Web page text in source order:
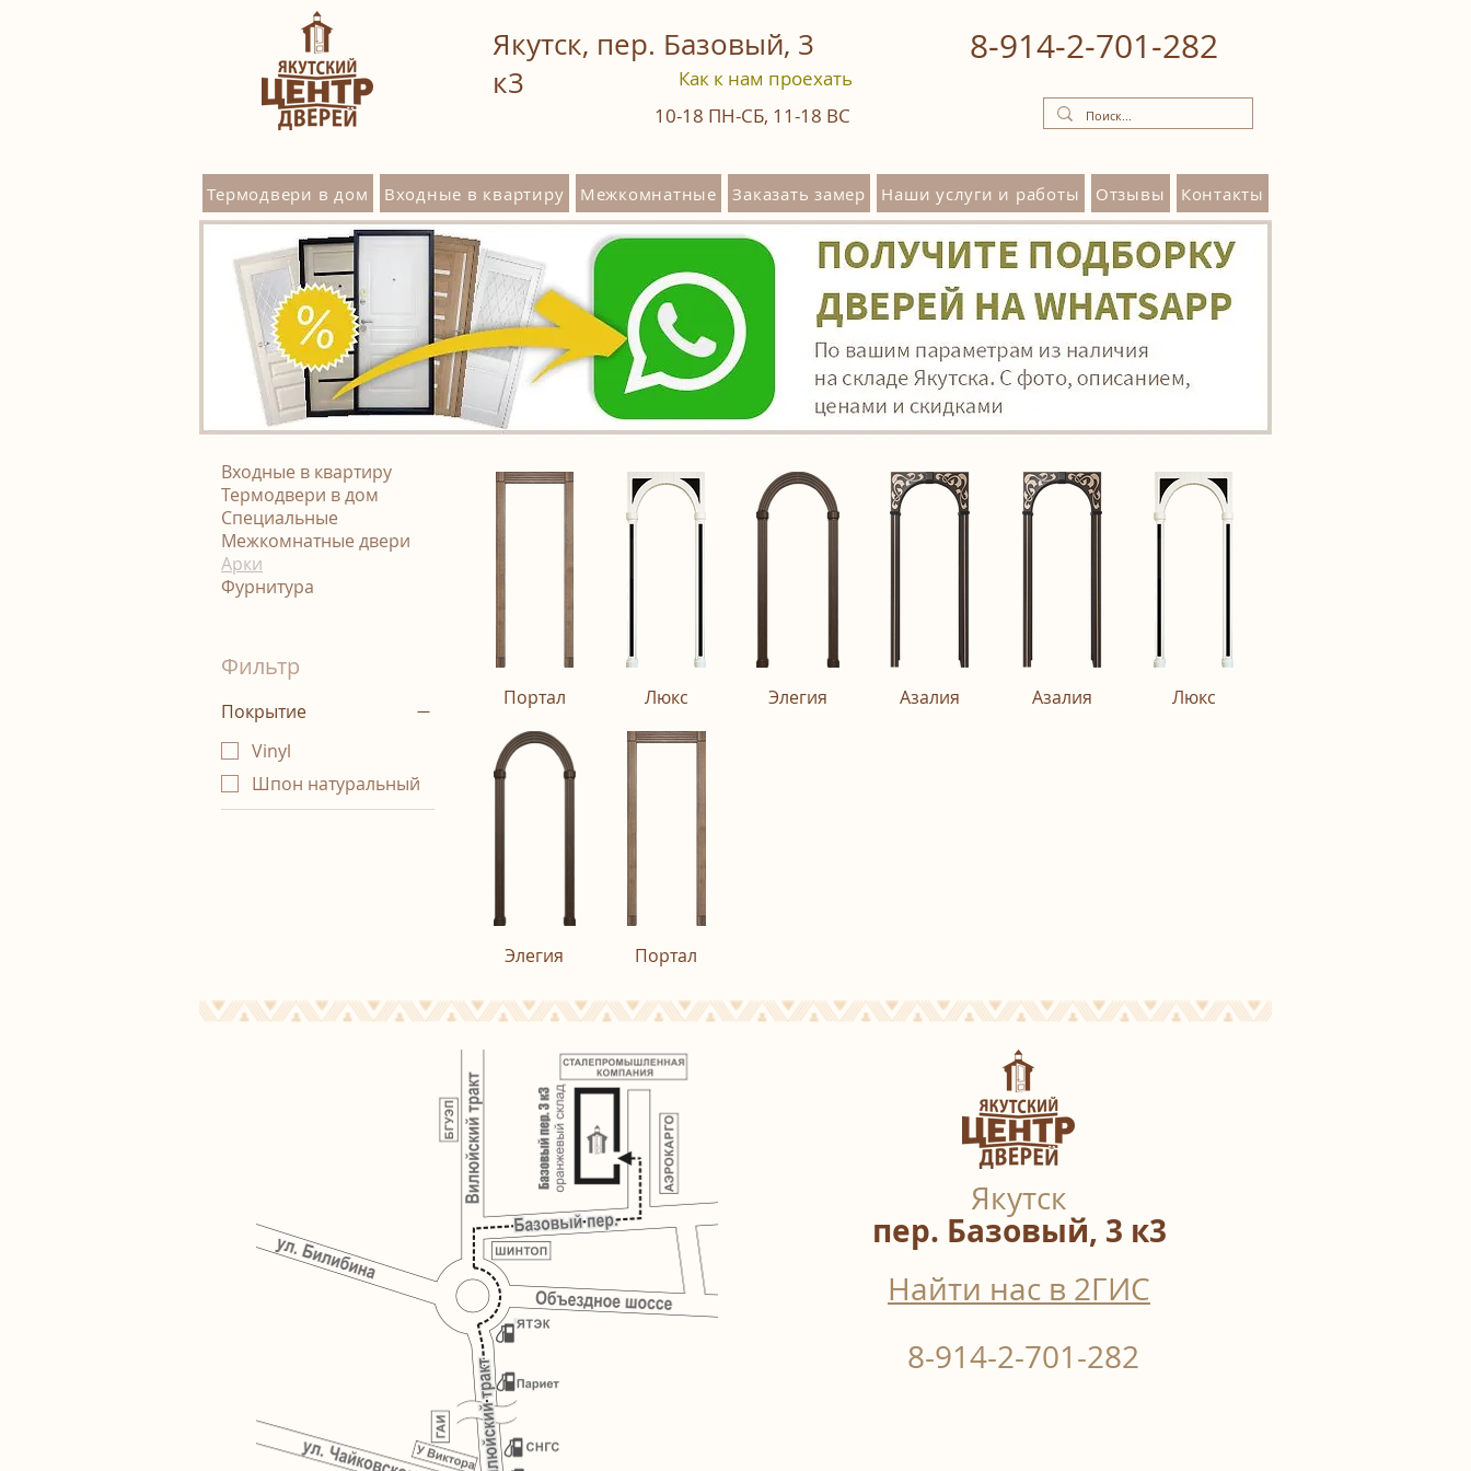
Якутск, пер. Базовый, 3
к3
8‒914‒2‒701‒282
Термодвери в дом Входные в квартиру Межкомнатные Заказать замер Наши услуги и работы Отзывы Контакты
Как к нам проехать
10-18 ПН-СБ, 11-18 ВС
Входные в квартиру
Термодвери в дом
Специальные
Межкомнатные двери
Арки
Фурнитура
Фильтр
Покрытие
Vinyl
Шпон натуральный
Портал Люкс Элегия Азалия Азалия Люкс
Элегия Портал
Якутск
пер. Базовый, 3 к3
Найти нас в 2ГИС
8-914-2-701-282